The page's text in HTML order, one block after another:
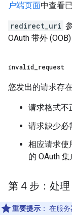
户端页面中查看
redirect_uri
OAuth 带外
invalid request
您发出的请求存
请求格式不
请求缺少必
相应请求使
的 OAuth
第 4 步：处
重要提示 ： 在服